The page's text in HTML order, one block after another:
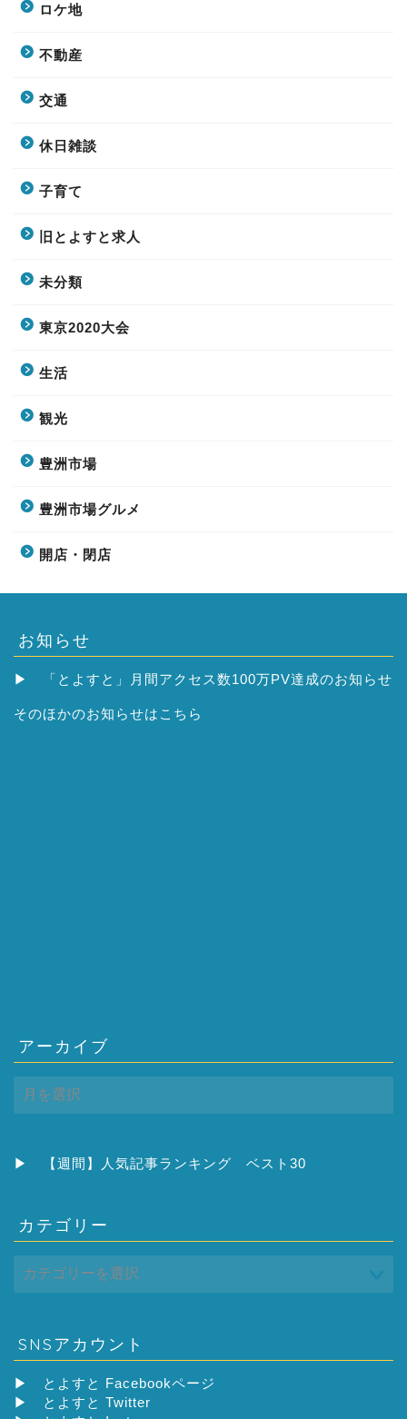
ロケ地
不動産
交通
休日雑談
子育て
旧とよすと求人
未分類
東京2020大会
生活
観光
豊洲市場
豊洲市場グルメ
開店・閉店
お知らせ
▶ 「とよすと」月間アクセス数100万PV達成のお知らせ
そのほかのお知らせはこちら
アーカイブ
ー
ブ
▶ 【週間】人気記事ランキング ベスト30
カテゴリー
SNSアカウント
▶
とよすと Facebookページ
▶
とよすと Twitter